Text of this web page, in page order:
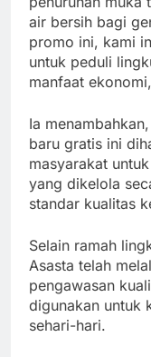
air bersih bagi
promo ini, kami
untuk peduli
manfaat
Ia
baru gratis ini
masyarakat
yang dikelola
standar kualitas
Selain ramah
Asasta telah
pengawasan
digunakan untuk
sehari-hari.